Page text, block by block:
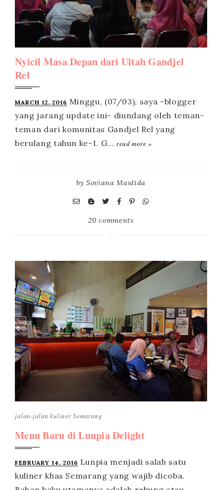
Nyicil Masa Depan dari Ultah Gandjel
Rel
MARCH 12, 2016
read more »
bySoviana Maulida
20 comments
jalan-jalan kulinerSemarang
Menu Baru di Lunpia Delight
FEBRUARY 14, 2016